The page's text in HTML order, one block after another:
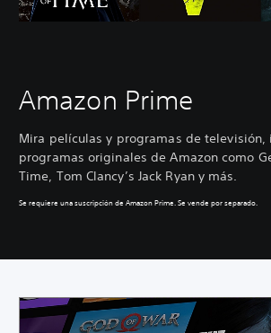
Amazon Prime
Mira películas y programas de televisión,
programas originales de Amazon como
Time, Tom Clancy’s Jack Ryan y más.
Se requiere una suscripción de Amazon Prime. Se vende por separado.